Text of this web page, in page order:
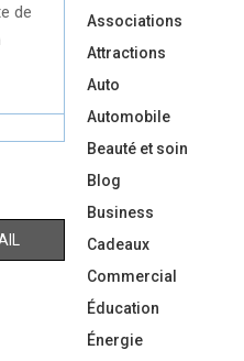
de
Associations
Attractions
Auto
Automobile
Beauté et soin
Blog
Business
Cadeaux
Commercial
Éducation
Énergie